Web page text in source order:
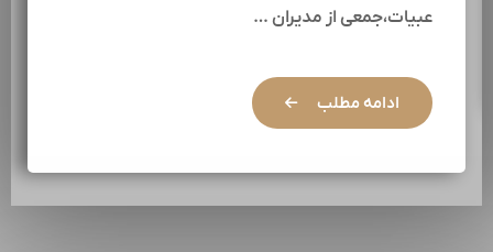
عبیات،جمعی از مدیران …
ادامه مطلب